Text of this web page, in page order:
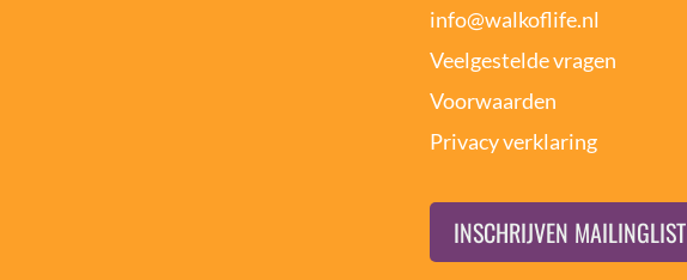
info@walkoflife.nl
Veelgestelde vragen
Voorwaarden
Privacy verklaring
INSCHRIJVEN MAILINGLIST